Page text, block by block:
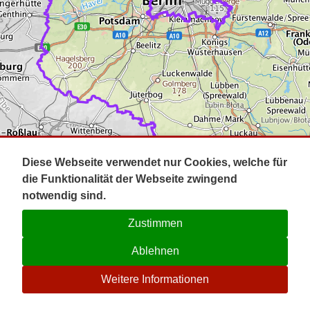
Impressum
Kontakt
☉
Diese Webseite verwendet nur Cookies, welche für
die Funktionalität der Webseite zwingend
notwendig sind.
Zustimmen
Ablehnen
Weitere Informationen